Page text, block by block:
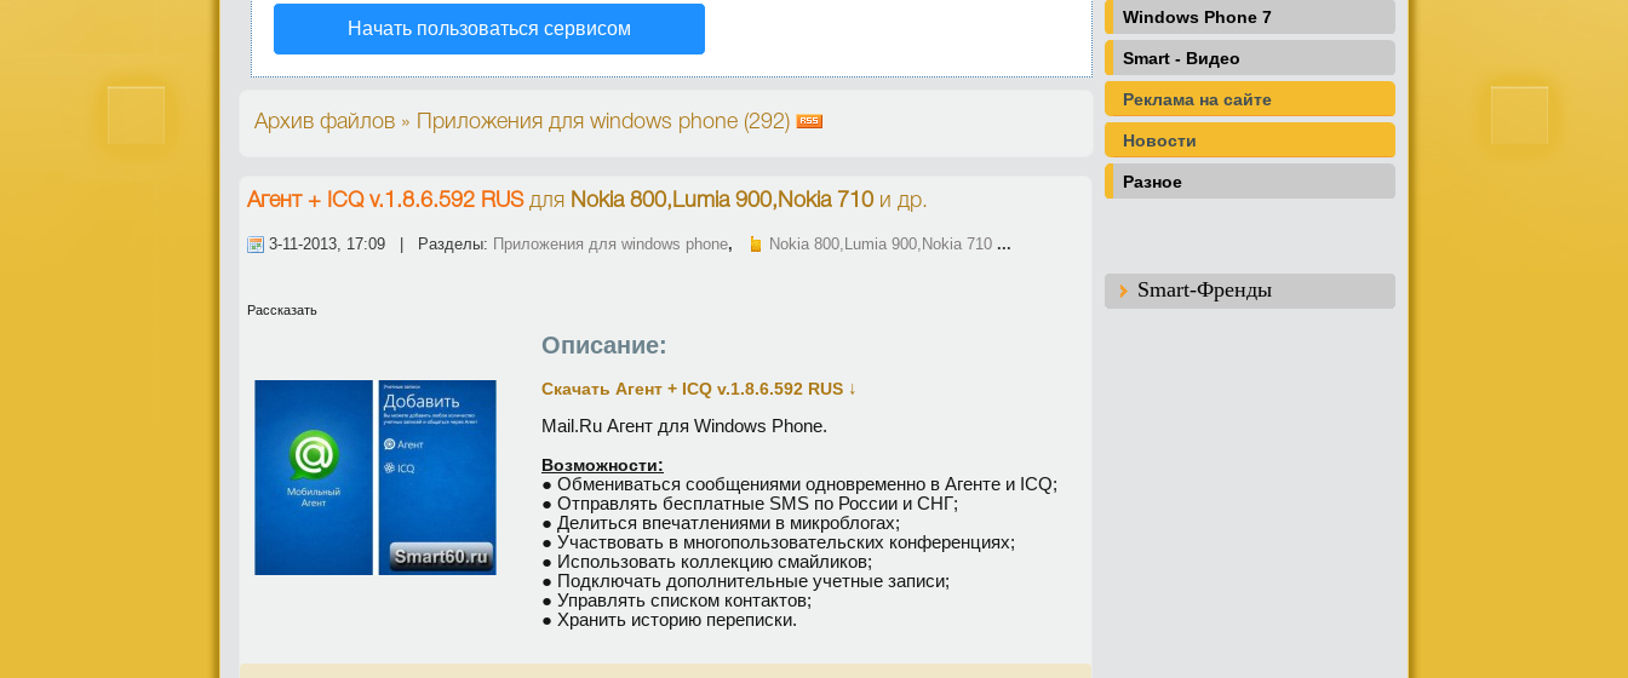
Начать пользоваться сервисом
Архив файлов » Приложения для windows phone (292)
Агент + ICQ v.1.8.6.592 RUSдля Nokia 800,Lumia 900,Nokia 710и др.
3-11-2013, 17:09 | Разделы: Приложения для windows phone, Nokia 800,Lumia 900,Nokia 710 ...
Рассказать
Описание:
Скачать Агент + ICQ v.1.8.6.592 RUS ↓
Mail.Ru Агент для Windows Phone.
Возможности:
● Обмениваться сообщениями одновременно в Агенте и ICQ;
● Отправлять бесплатные SMS по России и СНГ;
● Делиться впечатлениями в микроблогах;
● Участвовать в многопользовательских конференциях;
● Использовать коллекцию смайликов;
● Подключать дополнительные учетные записи;
● Управлять списком контактов;
● Хранить историю переписки.
Windows Phone 7
Smart - Видео
Реклама на сайте
Новости
Разное
Smart-Френды